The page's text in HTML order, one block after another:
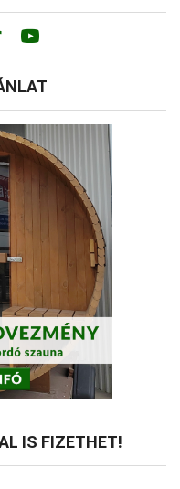
Youtube
IS FIZETHET!